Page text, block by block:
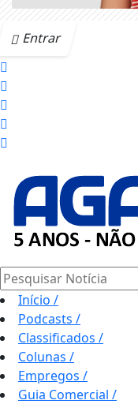
Entrar
Pesquisar Notícia
Início /
Podcasts /
Classificados /
Colunas /
Empregos /
Guia Comercial /